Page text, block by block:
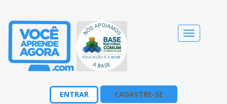
Alternar
navegação
ENTRAR CADASTRE-SE